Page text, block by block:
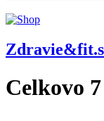
Celkovo 7